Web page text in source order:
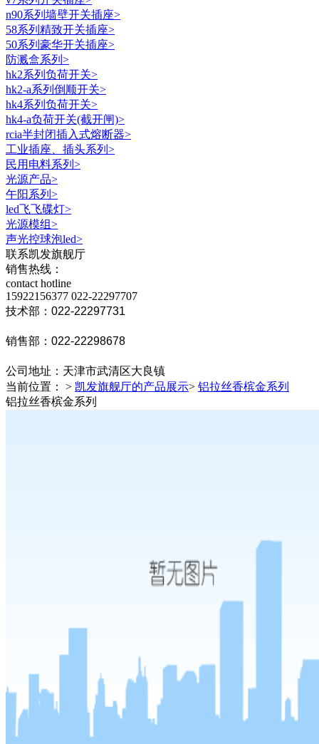
n90系列墙壁开关插座>
58系列精致开关插座>
50系列豪华开关插座>
防溅盒系列 >
hk2系列负荷开关>
hk2-a系列倒顺开关>
hk4系列负荷开关>
hk4-a负荷开关(截开闸)>
rcia半封闭插入式熔断器>
工业插座、插头系列 >
民用电料系列 >
光源产品>
午阳系列 >
led飞飞碟灯>
光源模组>
声光控球泡led>
联系凯发旗舰厅
销售热线：
contact hotline
15922156377 022-22297707
技术部：022-22297731
销售部：022-22298678
公司地址： 天津市武清区大良镇
当前位置： > 凯发旗舰厅的产品展示> 铝拉丝香槟金系列
铝拉丝香槟金系列